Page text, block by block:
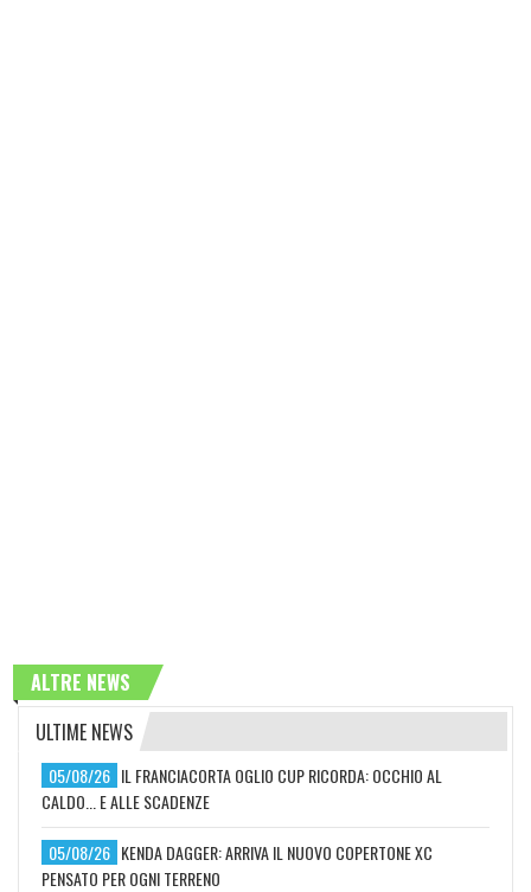
ALTRE NEWS
ULTIME NEWS
05/08/26 IL FRANCIACORTA OGLIO CUP RICORDA: OCCHIO AL
CALDO... E ALLE SCADENZE
05/08/26 KENDA DAGGER: ARRIVA IL NUOVO COPERTONE XC
PENSATO PER OGNI TERRENO